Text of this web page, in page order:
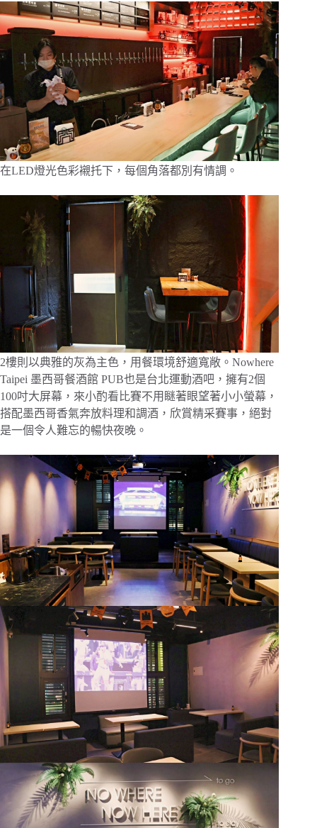
在LED燈光色彩襯托下，每個角落都別有情調。
2樓則以典雅的灰為主色，用餐環境舒適寬敞。Nowhere
Taipei 墨西哥餐酒館 PUB也是台北運動酒吧，擁有2個
100吋大屏幕，來小酌看比賽不用瞇著眼望著小小螢幕，
搭配墨西哥香氣奔放料理和調酒，欣賞精采賽事，絕對
是一個令人難忘的暢快夜晚。